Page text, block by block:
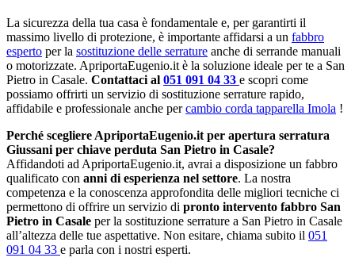
La sicurezza della tua casa è fondamentale e, per garantirti il
massimo livello di protezione, è importante affidarsi a un fabbro
esperto per la sostituzione delle serrature anche di serrande manuali
o motorizzate. ApriportaEugenio.it è la soluzione ideale per te a San
Pietro in Casale. Contattaci al 051 091 04 33 e scopri come
possiamo offrirti un servizio di sostituzione serrature rapido,
affidabile e professionale anche percambio corda tapparella Imola !
Perché scegliere ApriportaEugenio.it per apertura serratura
Giussani per chiave perduta San Pietro in Casale?
Affidandoti ad ApriportaEugenio.it, avrai a disposizione un fabbro
qualificato con anni di esperienza nel settore. La nostra
competenza e la conoscenza approfondita delle migliori tecniche ci
permettono di offrire un servizio di pronto intervento fabbro San
Pietro in Casale per la sostituzione serrature a San Pietro in Casale
all’altezza delle tue aspettative. Non esitare, chiama subito il 051
091 04 33 e parla con i nostri esperti.